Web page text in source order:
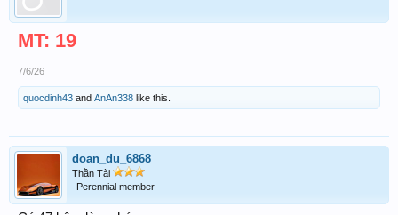
MT: 19
7/6/26
quocdinh43 and AnAn338 like this.
doan_du_6868
Thần Tài
Perennial member